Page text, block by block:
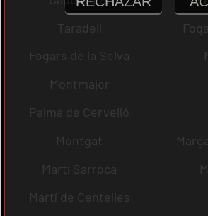
Taradell
Fogars de la Selva
Montmajor
Palma de Cervelló
Montgat
Martí Sarroca
Martí de Centelles